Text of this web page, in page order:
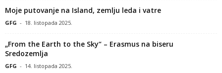
Moje putovanje na Island, zemlju leda i vatre
GFG - 18. listopada 2025.
„From the Earth to the Sky“ – Erasmus na biseru
Sredozemlja
GFG - 14. listopada 2025.